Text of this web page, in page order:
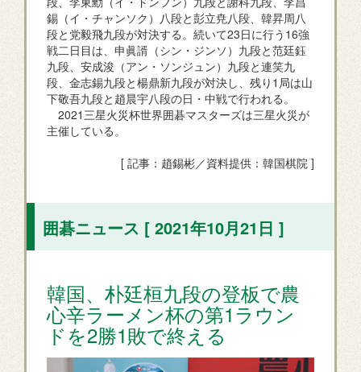
錫（イ・チャンソク）八段と彭立尭八段、韓昇周八
段と党毅飛九段が対決する。続いて23日に行う16強
戦二日目は、申眞諝（シン・ジンソ）九段と范廷鈺
九段、安成浚（アン・ソンジュン）九段と連笑九
段、金志錫九段と楊鼎新九段が対決し、残り1局は山
下敬吾九段と趙晨宇八段の日・中戦で行われる。
2021三星火災杯世界囲碁マスターズは三星火災が
主催している。
[ 記事：趙錫彬／資料提供：韓国棋院 ]
囲碁ニュース [ 2021年10月21日 ]
韓国、朴廷桓九段の登板で農
心辛ラーメン杯の第1ラウン
ドを2勝1敗で終える